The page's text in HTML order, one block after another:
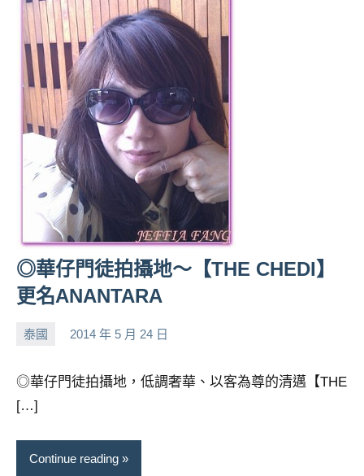
◎華仔門徒拍攝地～【THE CHEDI】
更名ANANTARA
泰國 2014 年 5 月 24 日
小
No
◎華仔門徒拍攝地，低調奢華、以客為尊的清邁【THE
[…]
Continue reading